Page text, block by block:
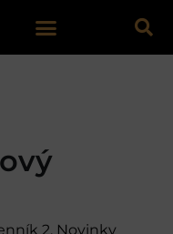
2, Novinky